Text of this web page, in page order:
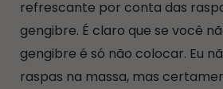
refrescante por conta das
gengibre. É claro que se você
gengibre é só não colocar. Eu
raspas na massa, mas